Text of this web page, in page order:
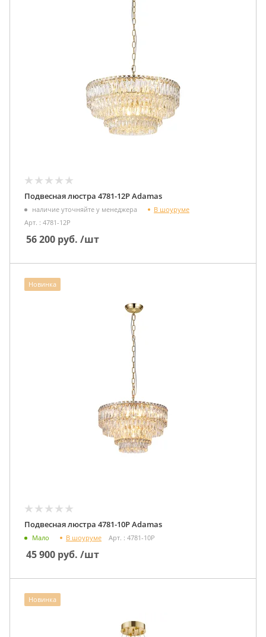
Подвесная люстра 4781-12P Adamas
наличие уточняйте у менеджера
В шоуруме
Арт. : 4781-12P
56 200 руб. /шт
Новинка
Подвесная люстра 4781-10P Adamas
Мало В шоуруме Арт. : 4781-10P
45 900 руб. /шт
Новинка